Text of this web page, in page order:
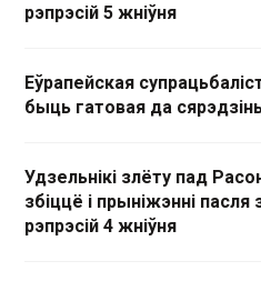
рэпрэсій 5 жніўня
Еўрапейская
быць гатовая да
Удзельнікі злёту пад
збіццё і прыніжэнні пасля
рэпрэсій 4 жніўня